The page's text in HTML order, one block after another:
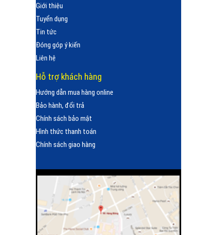
Giới thiệu
Tuyển dụng
Tin tức
Đóng góp ý kiến
Liên hệ
Hỗ trợ khách hàng
Hướng dẫn mua hàng online
Bảo hành, đổi trả
Chính sách bảo mật
Hình thức thanh toán
Chính sách giao hàng